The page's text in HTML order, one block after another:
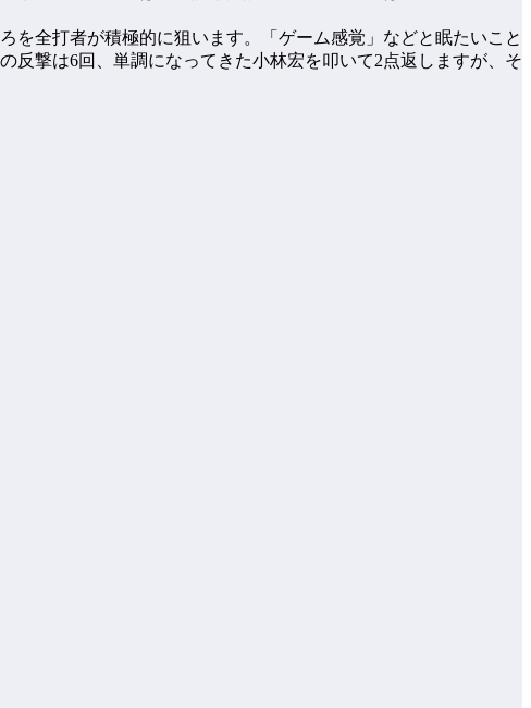
を全打者が積極的に狙います。「ゲーム感覚」などと眠たいこと
反撃は6回、単調になってきた小林宏を叩いて2点返しますが、そ